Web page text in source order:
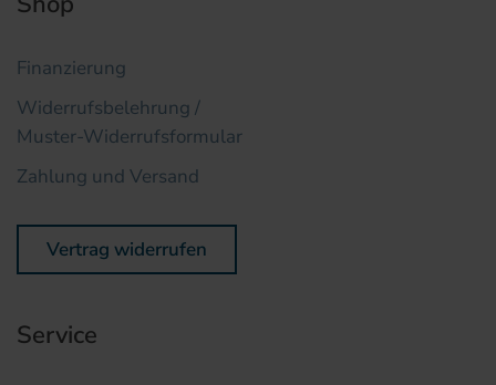
Finanzierung
Widerrufsbelehrung /
Muster-Widerrufsformular
Zahlung und Versand
Vertrag widerrufen
Service